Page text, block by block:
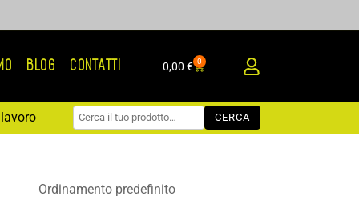
BLOG CONTATTI 0,00 € 0
Carrello
CERCA